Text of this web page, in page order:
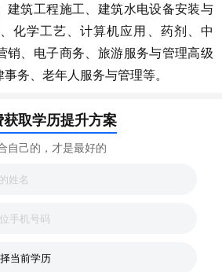
建筑工程施工、建筑水电设备安装与
化学工艺、计算机应用、药剂、中
销、电子商务、旅游服务与管理高级
务、老年人服务与管理等。
获取学历提升方案
自己的，才是最好的